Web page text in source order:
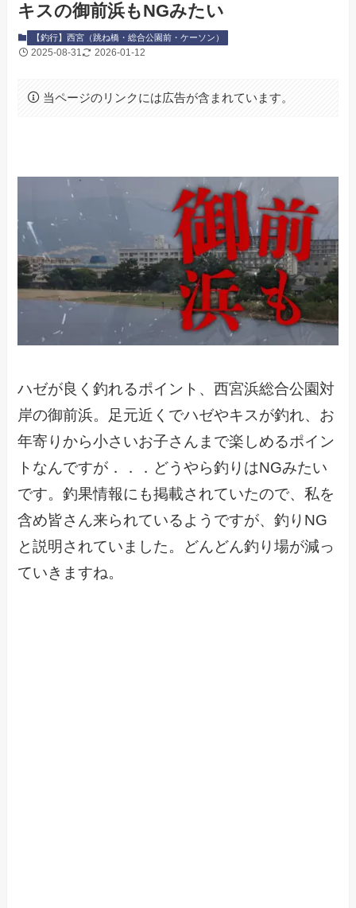
キスの御前浜もNGみたい
【釣行】西宮（跳ね橋・総合公園前・ケーソン）
2025-08-31 2026-01-12
当ページのリンクには広告が含まれています。
ハゼが良く釣れるポイント、西宮浜総合公園対
岸の御前浜。足元近くでハゼやキスが釣れ、お
年寄りから小さいお子さんまで楽しめるポイン
トなんですが．．．どうやら釣りはNGみたい
です。釣果情報にも掲載されていたので、私を
含め皆さん来られているようですが、釣りNG
と説明されていました。どんどん釣り場が減っ
ていきますね。